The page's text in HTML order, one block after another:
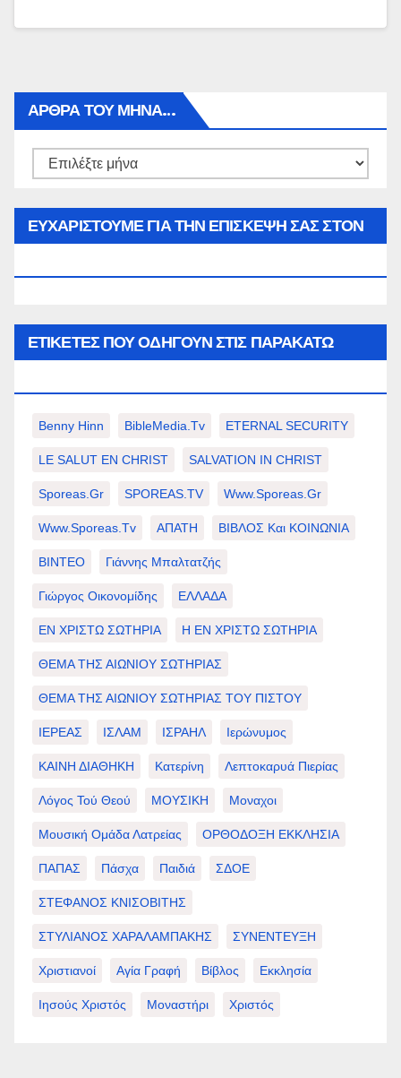
ΑΡΘΡΑ ΤΟΥ ΜΉΝΑ…
Αρθρα
ΕΥΧΑΡΙΣΤΟΥΜΕ ΓΙΑ ΤΗΝ ΕΠΙΣΚΕΨΗ ΣΑΣ ΣΤΟΝ
ΕΤΙΚΈΤΕΣ ΠΟΥ ΟΔΗΓΟΎΝ ΣΤΙΣ ΠΑΡΑΚΆΤΩ
Benny Hinn BibleMedia.tv ETERNAL SECURITY
LE SALUT EN CHRIST SALVATION IN CHRIST
Sporeas.gr SPOREAS.TV Www.sporeas.gr
Www.sporeas.tv ΑΠΑΤΗ ΒΙΒΛΟΣ Και ΚΟΙΝΩΝΙΑ
ΒΙΝΤΕΟ Γιάννης Μπαλτατζής
Γιώργος Οικονομίδης ΕΛΛΑΔΑ
ΕΝ ΧΡΙΣΤΩ ΣΩΤΗΡΙΑ Η ΕΝ ΧΡΙΣΤΩ ΣΩΤΗΡΙΑ
ΘΕΜΑ ΤΗΣ ΑΙΩΝΙΟΥ ΣΩΤΗΡΙΑΣ
ΘΕΜΑ ΤΗΣ ΑΙΩΝΙΟΥ ΣΩΤΗΡΙΑΣ ΤΟΥ ΠΙΣΤΟΥ
ΙΕΡΕΑΣ ΙΣΛΑΜ ΙΣΡΑΗΛ Ιερώνυμος
ΚΑΙΝΗ ΔΙΑΘΗΚΗ Κατερίνη Λεπτοκαρυά Πιερίας
Λόγος Τού Θεού ΜΟΥΣΙΚΗ Μοναχοι
Μουσική Ομάδα Λατρείας ΟΡΘΟΔΟΞΗ ΕΚΚΛΗΣΙΑ
ΠΑΠΑΣ Πάσχα Παιδιά ΣΔΟΕ
ΣΤΕΦΑΝΟΣ ΚΝΙΣΟΒΙΤΗΣ
ΣΤΥΛΙΑΝΟΣ ΧΑΡΑΛΑΜΠΑΚΗΣ ΣΥΝΕΝΤΕΥΞΗ
Χριστιανοί Αγία Γραφή Βίβλος Εκκλησία
Ιησούς Χριστός Μοναστήρι Χριστός